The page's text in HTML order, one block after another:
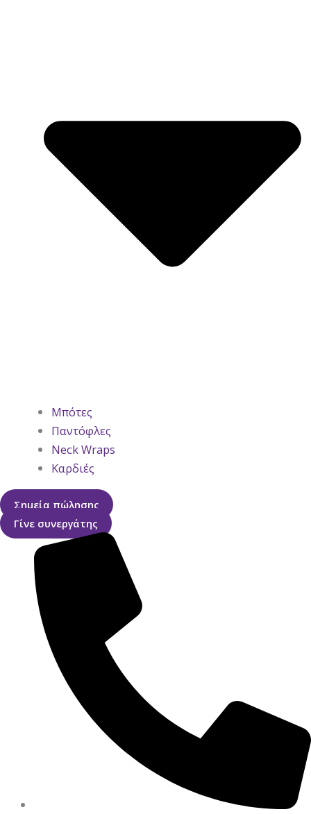
Μπότες
Παντόφλες
Neck Wraps
Καρδιές
Σημεία πώλησης
Γίνε συνεργάτης